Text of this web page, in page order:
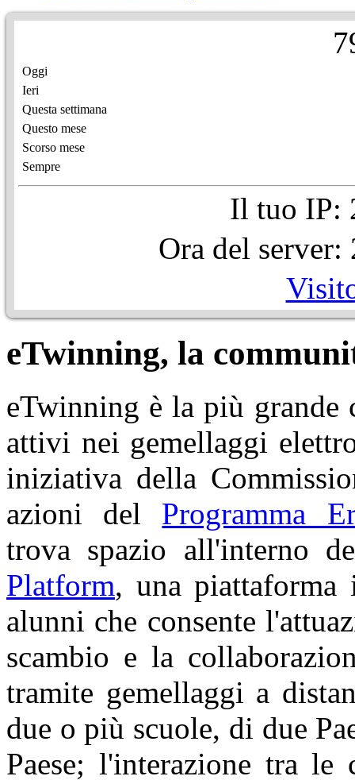
7
Oggi
Ieri
Questa settimana
Questo mese
Scorso mese
Sempre
Il tuo IP:
Ora del
eTwinning, la
eTwinning è la più grande
attivi nei gemellaggi
iniziativa della
azioni del Programma
trova spazio all'interno
Platform, una piattaforma
alunni che consente
scambio e la
tramite gemellaggi a
due o più scuole, di due
Paese; l'interazione tra